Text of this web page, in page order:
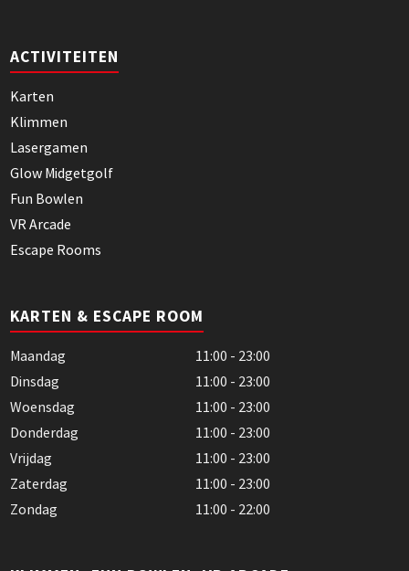
ACTIVITEITEN
Karten
Klimmen
Lasergamen
Glow Midgetgolf
Fun Bowlen
VR Arcade
Escape Rooms
KARTEN & ESCAPE ROOM
Maandag
11:00 - 23:00
Dinsdag
11:00 - 23:00
Woensdag
11:00 - 23:00
Donderdag
11:00 - 23:00
Vrijdag
11:00 - 23:00
Zaterdag
11:00 - 23:00
Zondag
11:00 - 22:00